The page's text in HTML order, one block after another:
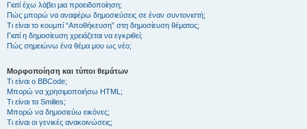
Γιατί έχω λάβει μια προειδοποίηση;
Πώς μπορώ να αναφέρω δημοσιεύσεις σε έναν συντονιστή;
Τι είναι το κουμπί “Αποθήκευση” στη δημοσίευση θέματος;
Γιατί η δημοσίευση χρειάζεται να εγκριθεί;
Πώς σημειώνω ένα θέμα μου ως νέο;
Μορφοποίηση και τύποι θεμάτων
Τι είναι ο BBCode;
Μπορώ να χρησιμοποιήσω HTML;
Τι είναι τα Smilies;
Μπορώ να δημοσιεύω εικόνες;
Τι είναι οι γενικές ανακοινώσεις;